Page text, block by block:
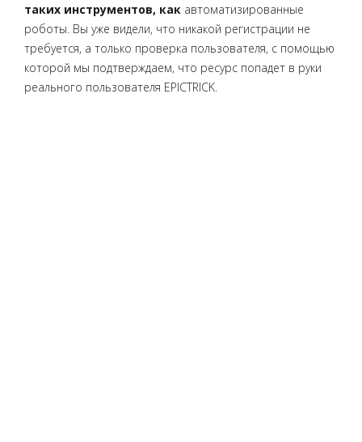
таких инструментов, как автоматизированные
роботы. Вы уже видели, что никакой регистрации не
требуется, а только проверка пользователя, с помощью
которой мы подтверждаем, что ресурс попадет в руки
реального пользователя EPICTRICK.